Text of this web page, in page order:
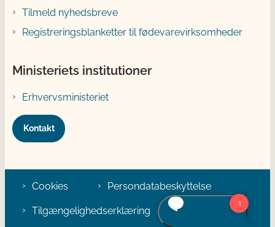
Tilmeld nyhedsbreve
Registreringsblanketter til fødevarevirksomheder
Ministeriets institutioner
Erhvervsministeriet
Kontakt
Cookies Persondatabeskyttelse
Tilgængelighedserklæring